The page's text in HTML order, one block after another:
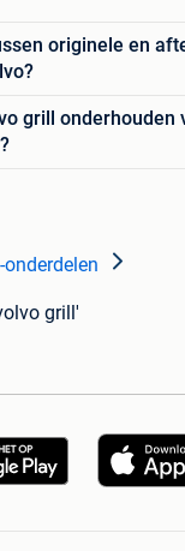
originele en
grill onderhouden
onderdelen
grill'